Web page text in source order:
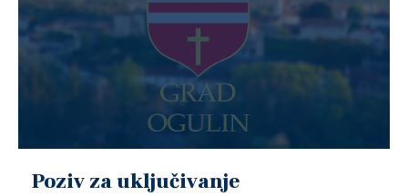
Poziv za uključivanje